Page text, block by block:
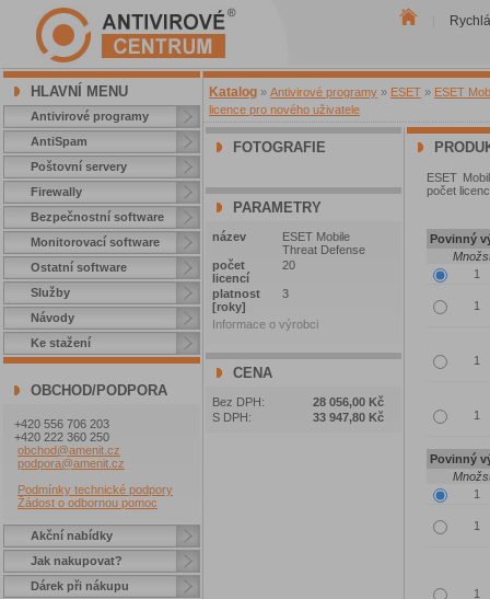
HLAVNÍ MENU
Antivirové programy
AntiSpam
Poštovní servery
Firewally
Bezpečnostní software
Monitorovací software
Ostatní software
Služby
Návody
Ke stažení
OBCHOD/PODPORA
+420 556 706 203
+420 222 360 250
obchod@amenit.cz
podpora@amenit.cz
Podmínky technické podpory
Žádost o odbornou pomoc
Akční nabídky
Jak nakupovat?
Dárek při nákupu
Katalog » Antivirové programy » ESET » ESET
licence pro nového uživatele
FOTOGRAFIE
PARAMETRY
název
ESET Mobile
Threat Defense
počet
licencí
20
platnost
[roky]
3
Informace o výrobci
CENA
Bez DPH:
28 056,00 Kč
S DPH:
33 947,80 Kč
ESET
počet
Povinný
Povinný